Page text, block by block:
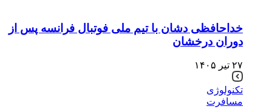
خداحافظی دشان با تیم ملی فوتبال فرانسه پس از
دوران درخشان
۲۷ تیر ۱۴۰۵
تکنولوژی
مسافرت